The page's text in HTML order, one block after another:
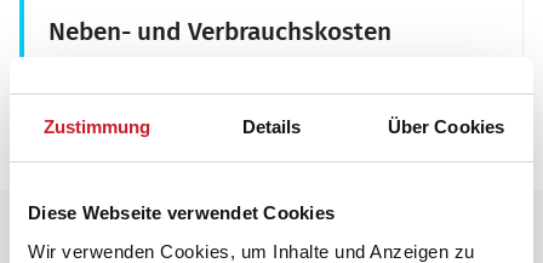
Zustimmung Details Über Cookies
Diese Webseite verwendet Cookies
Wir verwenden Cookies, um Inhalte und Anzeigen zu
Neben- und Verbrauchskosten
nächsten Schritt im Buchungsformular.